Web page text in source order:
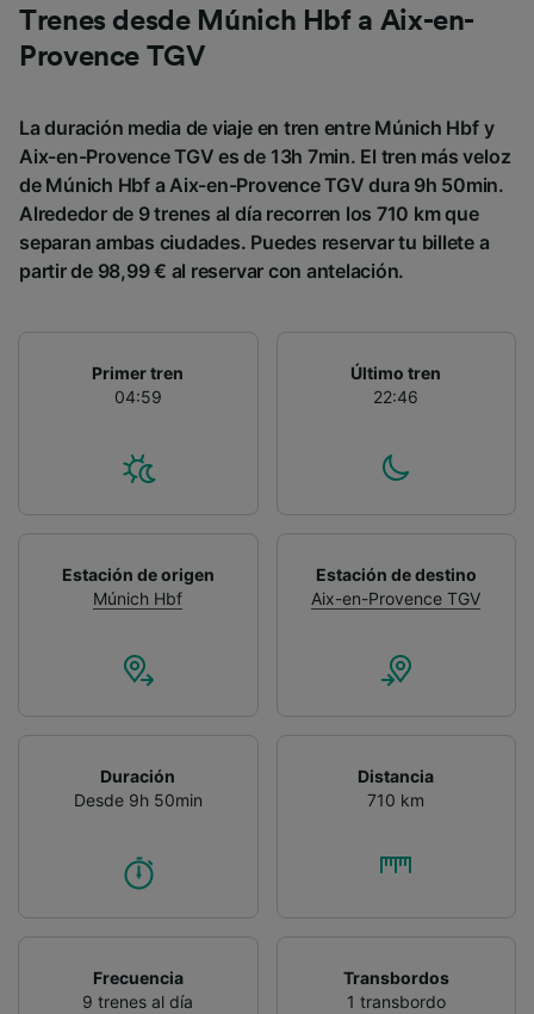
Trenes desde Múnich Hbf a Aix-en-
Provence TGV
La duración media de viaje en tren entre Múnich Hbf y
Aix-en-Provence TGV es de 13h 7min. El tren más veloz
de Múnich Hbf a Aix-en-Provence TGV dura 9h 50min.
Alrededor de 9 trenes al día recorren los 710 km que
separan ambas ciudades. Puedes reservar tu billete a
partir de 98,99 € al reservar con antelación.
Primer tren
04:59
Último tren
22:46
Estación de origen
Múnich Hbf
Estación de destino
Aix-en-Provence TGV
Duración
Desde 9h 50min
Distancia
710 km
Frecuencia
9 trenes al día
Transbordos
1 transbordo